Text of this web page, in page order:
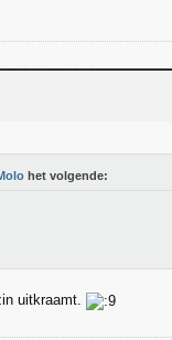
het volgende:
uitkraamt.